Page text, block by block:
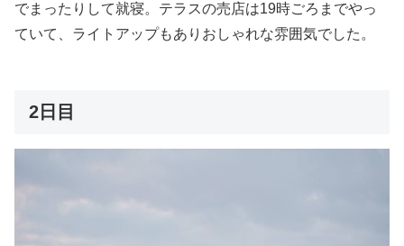
でまったりして就寝。テラスの売店は19時ごろまでやっ
ていて、ライトアップもありおしゃれな雰囲気でした。
2日目